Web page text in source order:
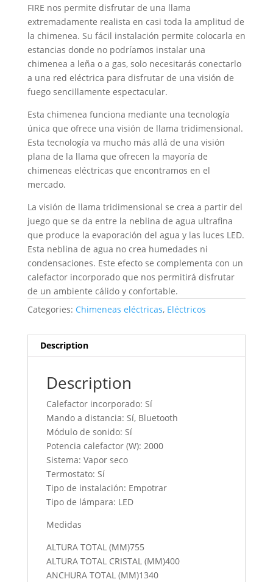
FIRE nos permite disfrutar de una llama
extremadamente realista en casi toda la amplitud de
la chimenea. Su fácil instalación permite colocarla en
estancias donde no podríamos instalar una
chimenea a leña o a gas, solo necesitarás conectarlo
a una red eléctrica para disfrutar de una visión de
fuego sencillamente espectacular.
Esta chimenea funciona mediante una tecnología
única que ofrece una visión de llama tridimensional.
Esta tecnología va mucho más allá de una visión
plana de la llama que ofrecen la mayoría de
chimeneas eléctricas que encontramos en el
mercado.
La visión de llama tridimensional se crea a partir del
juego que se da entre la neblina de agua ultrafina
que produce la evaporación del agua y las luces LED.
Esta neblina de agua no crea humedades ni
condensaciones. Este efecto se complementa con un
calefactor incorporado que nos permitirá disfrutar
de un ambiente cálido y confortable.
Categories: Chimeneas eléctricas, Eléctricos
Description
Description
Calefactor incorporado: Sí
Mando a distancia: Sí, Bluetooth
Módulo de sonido: Sí
Potencia calefactor (W): 2000
Sistema: Vapor seco
Termostato: Sí
Tipo de instalación: Empotrar
Tipo de lámpara: LED
Medidas
ALTURA TOTAL (MM)755
ALTURA TOTAL CRISTAL (MM)400
ANCHURA TOTAL (MM)1340